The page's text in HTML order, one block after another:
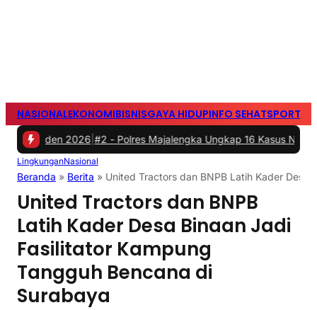
NASIONALEKONOMIBISNISGAYA HIDUPINFO SEHATSPORTS
2026|#2 -Polres Majalengka Ungkap 16 Kasus Narkoba
LingkunganNasional
Beranda » Berita » United Tractors dan BNPB Latih Kader Desa
United Tractors dan BNPB
Latih Kader Desa Binaan Jadi
Fasilitator Kampung
Tangguh Bencana di
Surabaya